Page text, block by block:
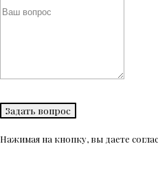
Задать вопрос
Нажимая на кнопку, вы даете